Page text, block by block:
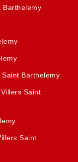
Barthelemy
Barthelemy
Saint
Saint